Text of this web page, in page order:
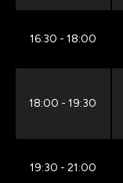
16:30 - 18:00
18:00 - 19:30
19:30 - 21:00